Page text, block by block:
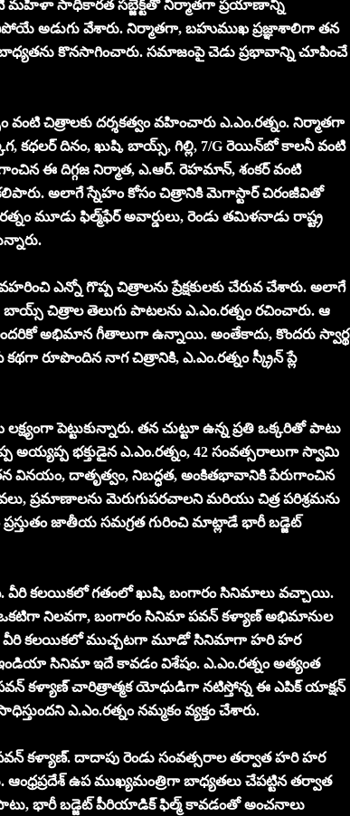
మహిళా సాధికారత సబ్జెక్ట్‌తో నిర్మాతగా ప్రయాణాన్ని
అడుగు వేశారు. నిర్మాతగా, బహుముఖ ప్రజ్ఞాశాలిగా తన
కొనసాగించారు. సమాజంపై చెడు ప్రభావాన్ని చూపించే
వంటి చిత్రాలకు దర్శకత్వం వహించారు ఎ.ఎం.రత్నం. నిర్మాతగా
దినం, ఖుషి, బాయ్స్, గిల్లి, 7/G రెయిన్‌బో కాలనీ వంటి
ఈ దిగ్గజ నిర్మాత, ఎ.ఆర్. రెహమాన్, శంకర్ వంటి
అలాగే స్నేహం కోసం చిత్రానికి మెగాస్టార్ చిరంజీవితో
మూడు ఫిల్మ్‌ఫేర్ అవార్డులు, రెండు తమిళనాడు రాష్ట్ర
ఎన్నో గొప్ప చిత్రాలను ప్రేక్షకులకు చేరువ చేశారు. అలాగే
చిత్రాల తెలుగు పాటలను ఎ.ఎం.రత్నం రచించారు. ఆ
అభిమాన గీతాలుగా ఉన్నాయి. అంతేకాదు, కొందరు స్వార్థ
రూపొందిన నాగ చిత్రానికి, ఎ.ఎం.రత్నం స్క్రీన్ ప్లే
పెట్టుకున్నారు. తన చుట్టూ ఉన్న ప్రతి ఒక్కరితో పాటు
అయ్యప్ప భక్తుడైన ఎ.ఎం.రత్నం, 42 సంవత్సరాలుగా స్వామి
వినయం, దాతృత్వం, నిబద్ధత, అంకితభావానికి పేరుగాంచిన
ప్రమాణాలను మెరుగుపరచాలని మరియు చిత్ర పరిశ్రమను
ప్రస్తుతం జాతీయ సమగ్రత గురించి మాట్లాడే భారీ బడ్జెట్
వీరి కలయికలో గతంలో ఖుషి, బంగారం సినిమాలు వచ్చాయి.
ఒకటిగా నిలవగా, బంగారం సినిమా పవన్ కళ్యాణ్ అభిమానుల
వీరి కలయికలో ముచ్చటగా మూడో సినిమాగా హరి హర
సినిమా ఇదే కావడం విశేషం. ఎ.ఎం.రత్నం అత్యంత
పవన్ కళ్యాణ్ చారిత్రాత్మక యోధుడిగా నటిస్తోన్న ఈ ఎపిక్ యాక్షన్
ఎ.ఎం.రత్నం నమ్మకం వ్యక్తం చేశారు.
పవన్ కళ్యాణ్. దాదాపు రెండు సంవత్సరాల తర్వాత హరి హర
ఉప ముఖ్యమంత్రిగా బాధ్యతలు చేపట్టిన తర్వాత
భారీ బడ్జెట్ పీరియాడిక్ ఫిల్మ్ కావడంతో అంచనాలు